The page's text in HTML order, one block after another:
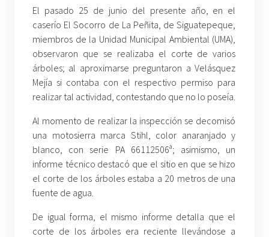
El pasado 25 de junio del presente año, en el
caserío El Socorro de La Peñita, de Siguatepeque,
miembros de la Unidad Municipal Ambiental (UMA),
observaron que se realizaba el corte de varios
árboles; al aproximarse preguntaron a Velásquez
Mejía si contaba con el respectivo permiso para
realizar tal actividad, contestando que no lo poseía.
Al momento de realizar la inspección se decomisó
una motosierra marca Stihl, color anaranjado y
blanco, con serie PA 66112506ª; asimismo, un
informe técnico destacó que el sitio en que se hizo
el corte de los árboles estaba a 20 metros de una
fuente de agua.
De igual forma, el mismo informe detalla que el
corte de los árboles era reciente llevándose a